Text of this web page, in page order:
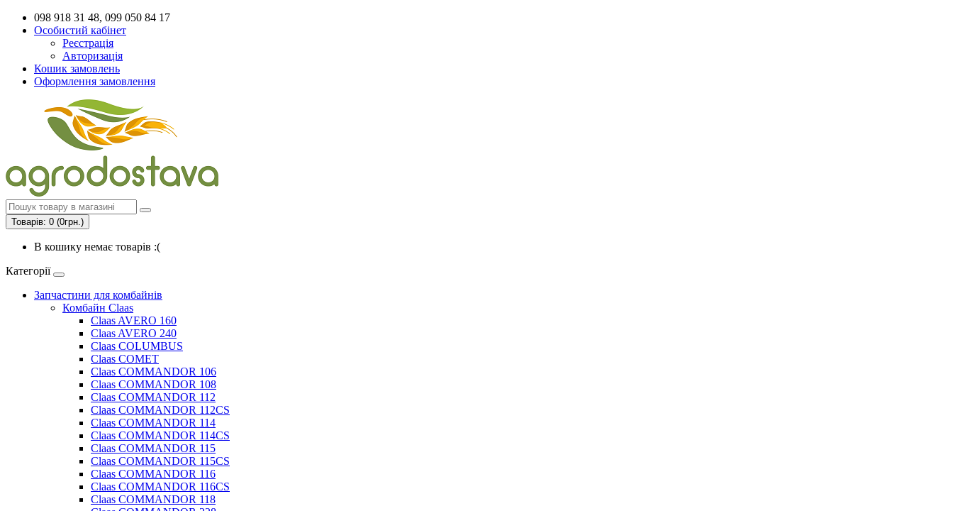
098 918 31 48, 099 050 84 17
Особистий кабінет
Реєстрація
Авторизація
Кошик замовлень
Оформлення замовлення
Товарів: 0 (0грн.)
В кошику немає товарів :(
Категорії
Запчастини для комбайнів
Комбайн Claas
Claas AVERO 160
Claas AVERO 240
Claas COLUMBUS
Claas COMET
Claas COMMANDOR 106
Claas COMMANDOR 108
Claas COMMANDOR 112
Claas COMMANDOR 112CS
Claas COMMANDOR 114
Claas COMMANDOR 114CS
Claas COMMANDOR 115
Claas COMMANDOR 115CS
Claas COMMANDOR 116
Claas COMMANDOR 116CS
Claas COMMANDOR 118